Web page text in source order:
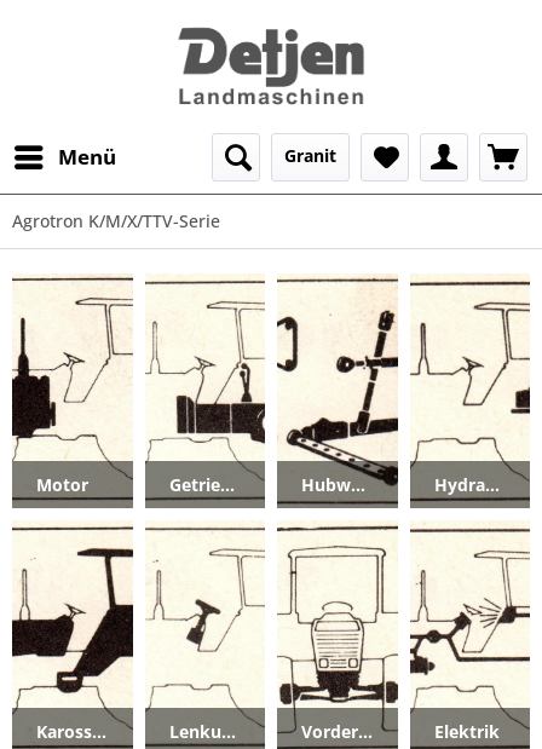
Menü Granit
Agrotron K/M/X/TTV-Serie
Motor Getriebe_Kupplung Hubwerk_Zugvorrichtung_Frontheber+Zapfwelle Hydraulik
Karosserie_Kabine Lenkung Vorderachse Elektrik